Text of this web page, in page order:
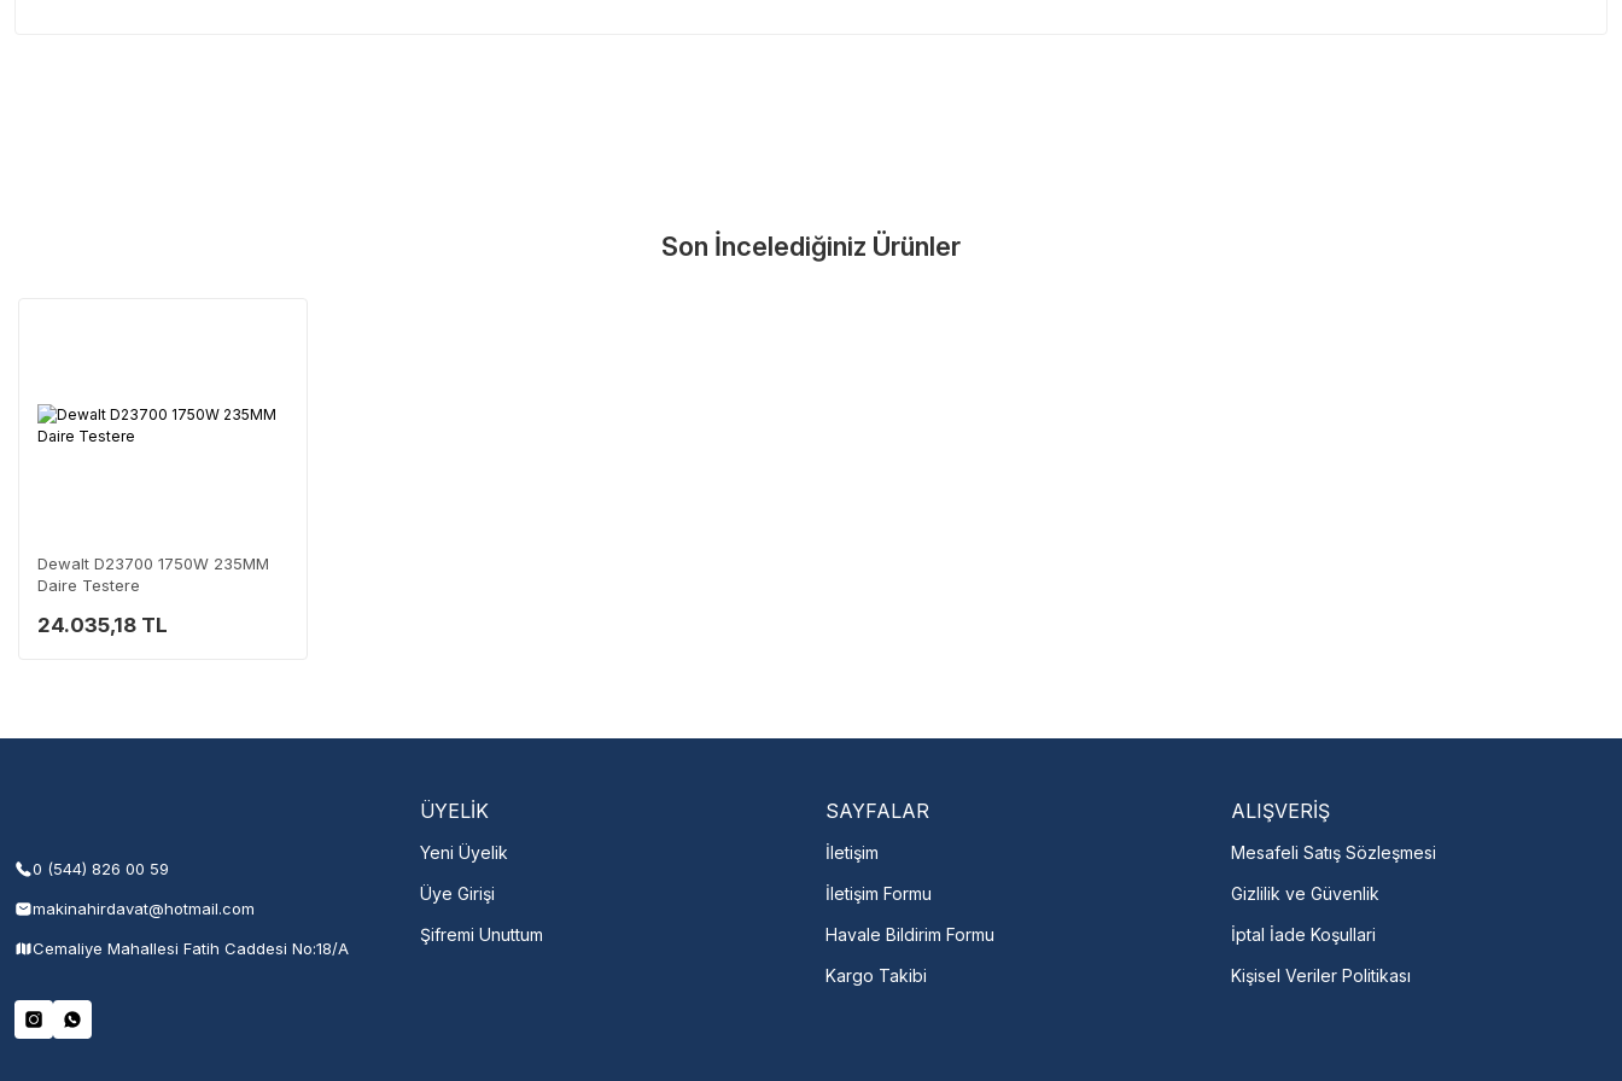
Son İncelediğiniz Ürünler
Dewalt D23700 1750W 235MM
Daire Testere
24.035,18 TL
0 (544) 826 00 59
makinahirdavat@hotmail.com
Cemaliye Mahallesi Fatih Caddesi No:18/A
ÜYELİK
Yeni Üyelik
Üye Girişi
Şifremi Unuttum
SAYFALAR
İletişim
İletişim Formu
Havale Bildirim Formu
Kargo Takibi
ALIŞVERİŞ
Mesafeli Satış Sözleşmesi
Gizlilik ve Güvenlik
İptal İade Koşullari
Kişisel Veriler Politikası